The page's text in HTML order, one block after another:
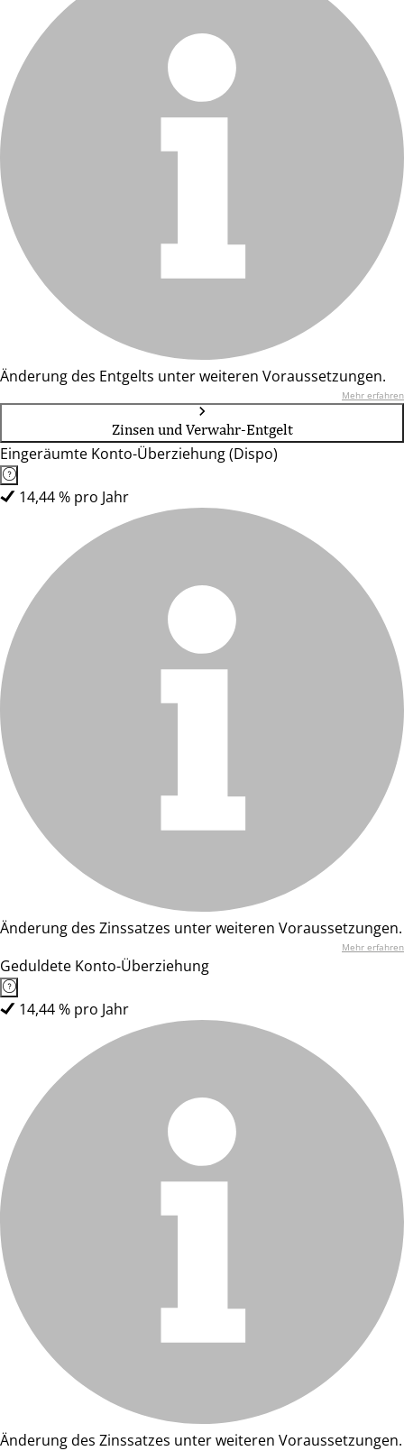
Änderung des Entgelts unter weiteren Voraussetzungen.
Mehr erfahren
Zinsen und Verwahr-Entgelt
Eingeräumte Konto-Überziehung (Dispo)
14,44 % pro Jahr
Änderung des Zinssatzes unter weiteren Voraussetzungen.
Mehr erfahren
Geduldete Konto-Überziehung
14,44 % pro Jahr
Änderung des Zinssatzes unter weiteren Voraussetzungen.